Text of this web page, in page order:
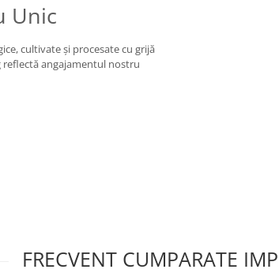
Unic
cultivate și procesate cu grijă
reflectă angajamentul nostru
FRECVENT CUMPARATE